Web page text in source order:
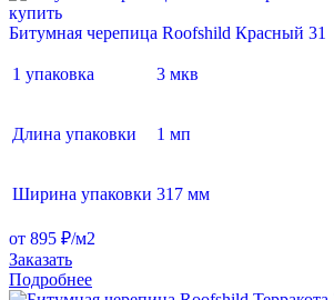
Битумная черепица Roofshild Красный 31
1 упаковка 3 мкв
Длина упаковки 1 мп
Ширина упаковки 317 мм
от 895 ₽/м2
Заказать
Подробнее